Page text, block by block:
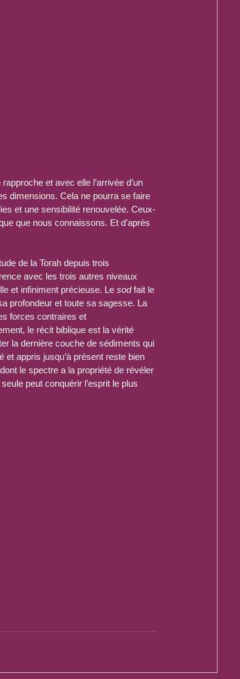
et avec elle l’arrivée d’un
dimensions. Cela ne pourra se faire
et une sensibilité renouvelée. Ceux-
que nous connaissons. Et d’après
de la Torah depuis trois
avec les trois autres niveaux
et infiniment précieuse. Le sod fait le
profondeur et toute sa sagesse. La
forces contraires et
le récit biblique est la vérité
la dernière couche de sédiments qui
appris jusqu’à présent reste bien
le spectre a la propriété de révéler
peut conquérir l’esprit le plus